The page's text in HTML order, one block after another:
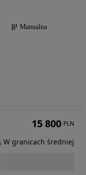
Manualna
15 800 PLN
W granicach średniej